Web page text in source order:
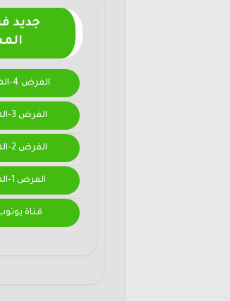
جديد
الفرض 4-المرحلة الرابعة
الفرض 3-المرحلة الثالثة
الفرض 2-المرحلة الثانية
الفرض 1-المرحلة الأولى
قناة